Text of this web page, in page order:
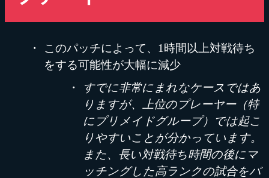
このパッチによって、1時間以上対戦待ち
をする可能性が大幅に減少
すでに非常にまれなケースではあ
りますが、上位のプレーヤー（特
にプリメイドグループ）では起こ
りやすいことが分かっています。
また、長い対戦待ち時間の後にマ
ッチングした高ランクの試合をバ